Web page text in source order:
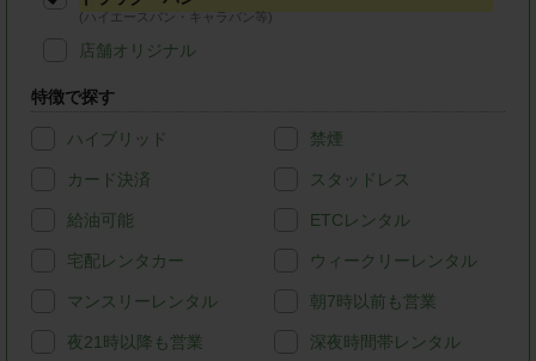
(ハイエースバン・キャラバン等)
店舗オリジナル
特徴で探す
ハイブリッド 禁煙
カード決済 スタッドレス
給油可能 ETCレンタル
宅配レンタカー ウィークリーレンタル
マンスリーレンタル 朝7時以前も営業
夜21時以降も営業 深夜時間帯レンタル